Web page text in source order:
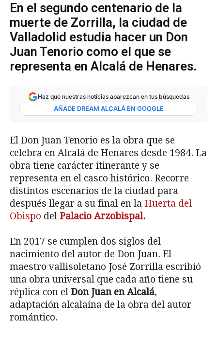
En el segundo centenario de la
muerte de Zorrilla, la ciudad de
Valladolid estudia hacer un Don
Juan Tenorio como el que se
representa en Alcalá de Henares.
Haz que nuestras noticias aparezcan en tus búsquedas
AÑADE DREAM ALCALÁ EN GOOGLE
El Don Juan Tenorio es la obra que se
celebra en Alcalá de Henares desde 1984. La
obra tiene carácter itinerante y se
representa en el casco histórico. Recorre
distintos escenarios de la ciudad para
después llegar a su final en la Huerta del
Obispo del Palacio Arzobispal.
En 2017 se cumplen dos siglos del
nacimiento del autor de Don Juan. El
maestro vallisoletano José Zorrilla escribió
una obra universal que cada año tiene su
réplica con el Don Juan en Alcalá,
adaptación alcalaína de la obra del autor
romántico.